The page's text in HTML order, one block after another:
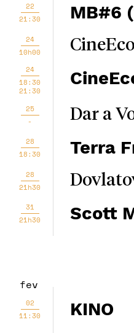
22
21:30
MB#6
24
10h00
24
18:30
21:30
25
-
Dar a
28
18:30
Terra
28
21h30
31
21h30
Scott
fev
02
11:30
KINO